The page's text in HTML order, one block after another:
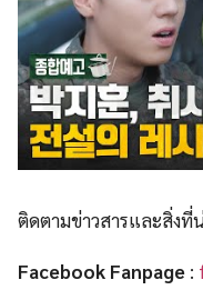
ติดตามข่าวสารและสิ่งที่
Facebook Fanpage :